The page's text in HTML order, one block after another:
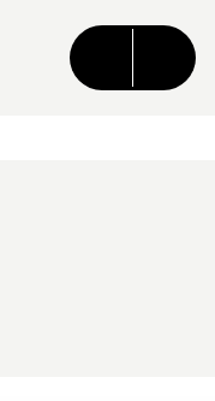
CONTENU